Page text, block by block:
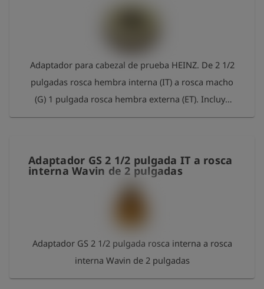
Adaptador para cabezal de prueba HEINZ. De 2 1/2
pulgadas rosca hembra interna (IT) a rosca macho
(G) 1 pulgada rosca hembra externa (ET). Incluye
junta tórica. Material: latón
Adaptador GS 2 1/2 pulgada IT a rosca
interna Wavin de 2 pulgadas
Adaptador GS 2 1/2 pulgada rosca interna a rosca
interna Wavin de 2 pulgadas